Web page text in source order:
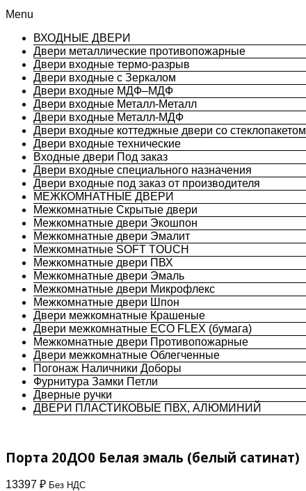
Menu
ВХОДНЫЕ ДВЕРИ
Двери металлические противопожарные
Двери входные термо-разрыв
Двери входные с Зеркалом
Двери входные МДФ–МДФ
Двери входные Металл-Металл
Двери входные Металл-МДФ
Двери входные коттеджные двери со стеклопакетом
Двери входные технические
Входные двери Под заказ
Двери входные специального назначения
Двери входные под заказ от производителя
МЕЖКОМНАТНЫЕ ДВЕРИ
Межкомнатные Скрытые двери
Межкомнатные двери Экошпон
Межкомнатные двери Эмалит
Межкомнатные SOFT TOUCH
Межкомнатные двери ПВХ
Межкомнатные двери Эмаль
Межкомнатные двери Микрофлекс
Межкомнатные двери Шпон
Двери межкомнатные Крашеные
Двери межкомнатные ECO FLEX (бумага)
Межкомнатные двери Противопожарные
Двери межкомнатные Облегченные
Погонаж Наличники Доборы
Фурнитура Замки Петли
Дверные ручки
ДВЕРИ ПЛАСТИКОВЫЕ ПВХ, АЛЮМИНИЙ
Порта 20ДО0 Белая эмаль (белый сатинат)
13397 ₽ Без НДС